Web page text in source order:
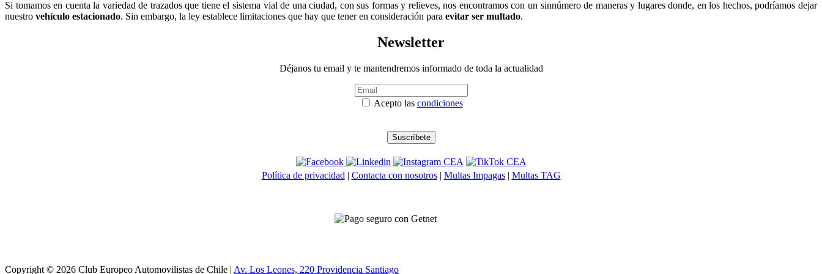
Si tomamos en cuenta la variedad de trazados que tiene el sistema vial de una ciudad, con sus formas y relieves, nos encontramos con un sinnúmero de maneras y lugares donde, en los hechos, podríamos dejar
nuestro vehículo estacionado. Sin embargo, la ley establece limitaciones que hay que tener en consideración para evitar ser multado.
Newsletter
Déjanos tu email y te mantendremos informado de toda la actualidad
Acepto las condiciones
Política de privacidad | Contacta con nosotros| Multas Impagas| Multas TAG
Copyright © 2026 Club Europeo Automovilistas de Chile | Av. Los Leones, 220 Providencia Santiago